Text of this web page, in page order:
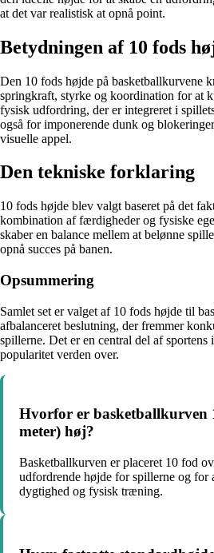
at det var realistisk at opnå point.
Betydningen af 10 fods
Den 10 fods højde på basketballkurvene
springkraft, styrke og koordination for at
fysisk udfordring, der er integreret i
også for imponerende dunk og
visuelle appel.
Den tekniske forklaring
10 fods højde blev valgt baseret på det
kombination af færdigheder og fysiske
skaber en balance mellem at belønne
opnå succes på banen.
Opsummering
Samlet set er valget af 10 fods højde til
afbalanceret beslutning, der fremmer
spillerne. Det er en central del af
popularitet verden over.
Hvorfor er basketballkurven
meter) høj?
Basketballkurven er placeret 10 fod
udfordrende højde for spillerne og for
dygtighed og fysisk træning.